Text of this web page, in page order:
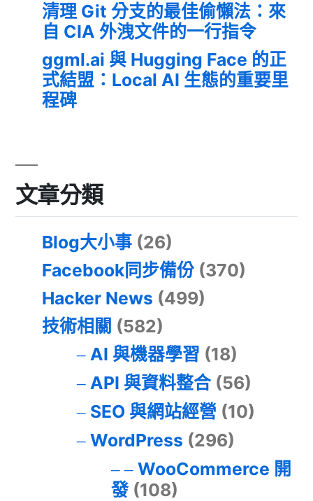
清理 Git 分支的最佳偷懶法：來
自 CIA 外洩文件的一行指令
ggml.ai 與 Hugging Face 的正
式結盟：Local AI 生態的重要里
程碑
文章分類
Blog大小事 (26)
Facebook同步備份 (370)
Hacker News (499)
技術相關 (582)
AI 與機器學習 (18)
API 與資料整合(56)
SEO 與網站經營 (10)
WordPress (296)
WooCommerce 開
發(108)